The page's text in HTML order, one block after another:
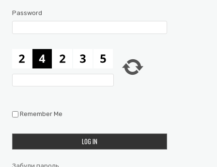
Password
Remember Me